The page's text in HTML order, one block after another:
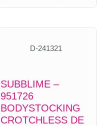
D-241321
SUBBLIME –
951726
BODYSTOCKING
CROTCHLESS DE